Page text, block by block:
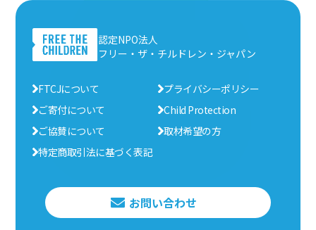
認定NPO法人
フリー・ザ・チルドレン・ジャパン
FTCJについて
プライバシーポリシー
ご寄付について
Child Protection
ご協賛について
取材希望の方
特定商取引法に基づく表記
お問い合わせ